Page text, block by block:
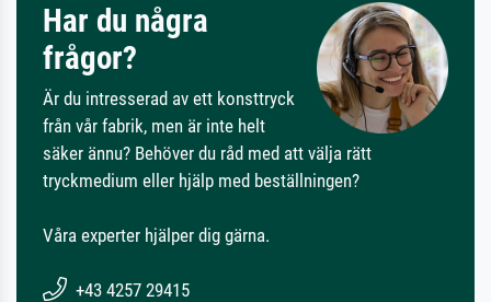
Har du några
frågor?
Är du intresserad av ett konsttryck
från vår fabrik, men är inte helt
säker ännu? Behöver du råd med att välja rätt
tryckmedium eller hjälp med beställningen?
Våra experter hjälper dig gärna.
+43 4257 29415